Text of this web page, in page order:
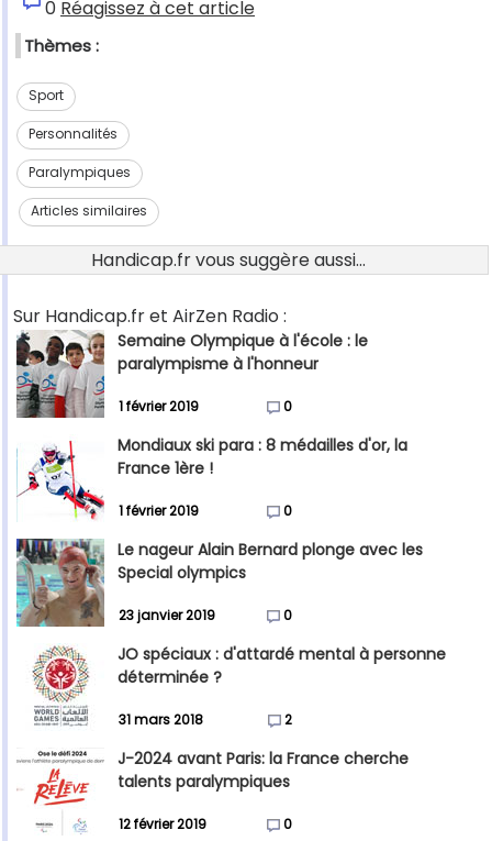
0 Réagissez à cet article
Thèmes :
Sport
Personnalités
Paralympiques
Articles similaires
Handicap.fr vous suggère aussi...
Sur Handicap.fr et AirZen Radio :
Semaine Olympique à l'école : le
paralympisme à l'honneur
1 février 2019 0
Mondiaux ski para : 8 médailles d'or, la
France 1ère !
1 février 2019 0
Le nageur Alain Bernard plonge avec les
Special olympics
23 janvier 2019 0
JO spéciaux : d'attardé mental à personne
déterminée ?
31 mars 2018 2
J-2024 avant Paris: la France cherche
talents paralympiques
12 février 2019 0